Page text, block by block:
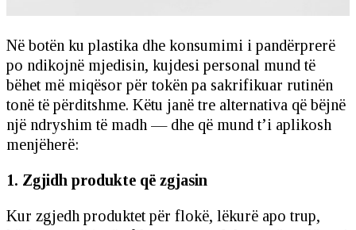
Në botën ku plastika dhe konsumimi i pandërprerë
po ndikojnë mjedisin, kujdesi personal mund të
bëhet më miqësor për tokën pa sakrifikuar rutinën
tonë të përditshme. Këtu janë tre alternativa që bëjnë
një ndryshim të madh — dhe që mund t’i aplikosh
menjëherë:
1. Zgjidh produkte që zgjasin
Kur zgjedh produktet për flokë, lëkurë apo trup,